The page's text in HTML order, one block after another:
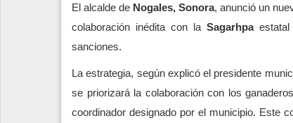
El alcalde de Nogales, Sonora, anunció un
colaboración inédita con laSagarhpaestatal
sanciones.
La estrategia, según explicó el presidente
se priorizará la colaboración con los
coordinador designado por el municipio. Este